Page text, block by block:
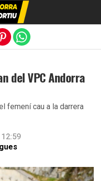
del VPC Andorra
femení cau a la darrera